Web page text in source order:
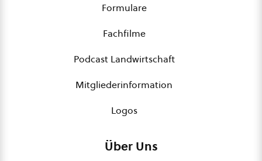
Formulare
Fachfilme
Podcast Landwirtschaft
Mitgliederinformation
Logos
Über Uns